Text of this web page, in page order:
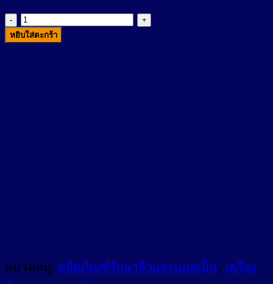
จำนวน
เด
หยิบใส่ตะกร้า
หมวดหมู่: ผลิตภัณฑ์รักษาสิวและแผลเป็น, เครื่อง